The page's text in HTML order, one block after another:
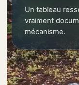
Un tableau
vraiment
mécanisme.